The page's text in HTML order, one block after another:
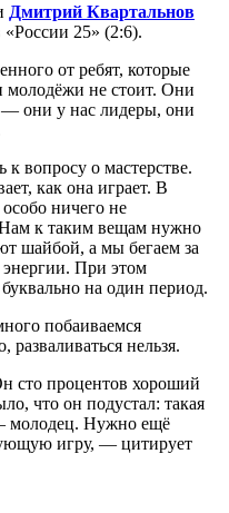
Дмитрий Квартальнов
«России 25» (2:6).
от ребят, которые
молодёжи не стоит. Они
они у нас лидеры, они
вопросу о мастерстве.
как она играет. В
ничего не
к таким вещам нужно
шайбой, а мы бегаем за
При этом
на один период.
побаиваемся
нельзя.
сто процентов хороший
что он подустал: такая
молодец. Нужно ещё
игру, — цитирует